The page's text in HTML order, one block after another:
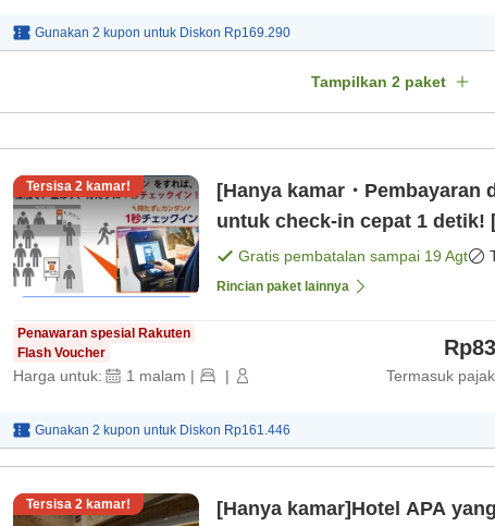
Gunakan 2 kupon untuk Diskon Rp169.290
Tampilkan 2 paket
Tersisa 2 kamar!
[Hanya kamar・Pembayaran
untuk check-in cepat 1 detik!
Gratis pembatalan sampai 19 Agt
Rincian paket lainnya
Penawaran spesial Rakuten
Flash Voucher
Harga untuk: 1 malam | | Termasuk
Gunakan 2 kupon untuk Diskon Rp161.446
Tersisa 2 kamar!
[Hanya kamar]Hotel APA